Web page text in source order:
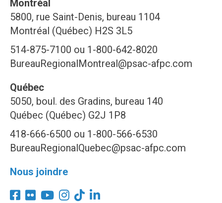
Montréal
5800, rue Saint-Denis, bureau 1104
Montréal (Québec) H2S 3L5
514-875-7100 ou 1-800-642-8020
BureauRegionalMontreal@psac-afpc.com
Québec
5050, boul. des Gradins, bureau 140
Québec (Québec) G2J 1P8
418-666-6500 ou 1-800-566-6530
BureauRegionalQuebec@psac-afpc.com
Nous joindre